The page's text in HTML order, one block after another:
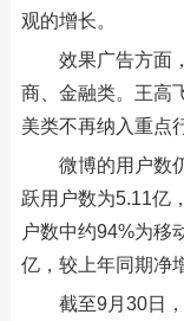
观的增长。
效果广告方面
商、金融类。王高
美类不再纳入重点
微博的用户数
跃用户数为5.11亿
户数中约94%为移
亿，较上年同期净
截至9月30日